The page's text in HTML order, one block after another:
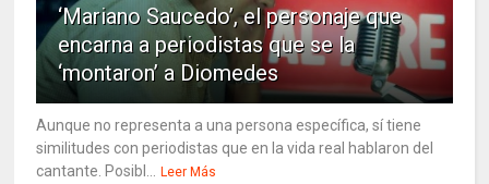
‘Mariano Saucedo’, el personaje que
encarna a periodistas que se la
‘montaron’ a Diomedes
Aunque no representa a una persona específica, sí tiene
similitudes con periodistas que en la vida real hablaron del
cantante. Posibl...
Leer Más